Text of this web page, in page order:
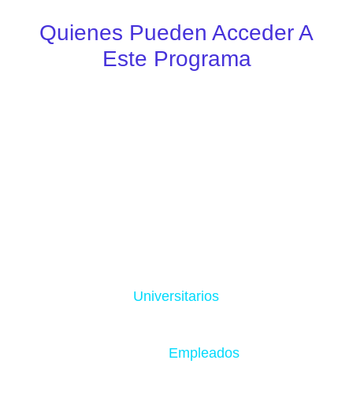
Quienes Pueden Acceder A
Este Programa
Universitarios
Empleados